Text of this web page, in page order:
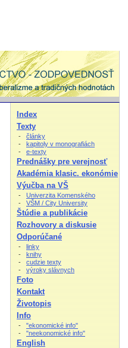
Index
Texty
- články
- kapitoly v monografiách
- e-texty
Prednášky pre verejnosť
Akadémia klasic. ekonómie
Výučba na VŠ
- Univerzita Komenského
- VŠM / City University
Štúdie a publikácie
Rozhovory a diskusie
Odporúčané
- linky
- knihy
- cudzie texty
- výroky slávnych
Foto
Kontakt
Životopis
Info
- "ekonomické info"
- "neekonomické info"
English